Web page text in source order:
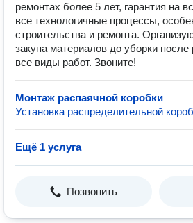
ремонтах более 5 лет, гарантия на
все технологичные процессы,
строительства и ремонта.
закупа материалов до уборки после
все виды работ. Звоните!
Монтаж распаячной коробки
Установка распределительной
Ещё 1 услуга
Позвонить